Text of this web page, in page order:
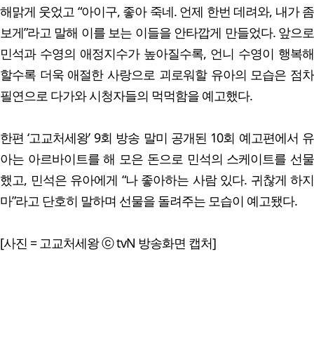
해맑게 웃었고 “아이구, 좋아 죽네. 언제 한번 데려와, 내가 좀
보게”라고 말해 이를 보는 이들을 안타깝게 만들었다. 앞으로
민석과 수영의 애정지수가 높아질수록, 언니 수영이 행복해
할수록 더욱 애절한 사랑으로 괴로워할 유아의 모습은 점차
필연으로 다가와 시청자들의 먹먹함을 예고했다.
한편 ‘고교처세왕’ 9회 방송 말미 공개된 10회 예고편에서 유
아는 아르바이트를 해 모은 돈으로 민석의 스케이트를 선물
했고, 민석은 유아에게 “나 좋아하는 사람 있다. 귀찮게 하지
마”라고 단호히 말하며 선물을 돌려주는 모습이 예고됐다.
[사진 = 고교처세왕 ⓒ tvN 방송화면 캡처]